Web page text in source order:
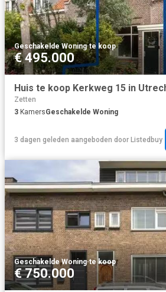
Geschakelde Woning·te koop
€ 495.000
Zetten
3 KamersGeschakelde Woning
3 dagen geleden aangeboden door Listedbuy
Geschakelde Woning·te koop
€ 750.000